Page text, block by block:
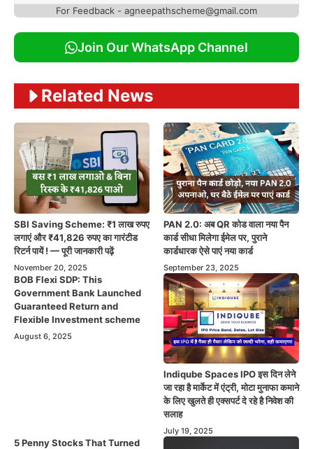
For Feedback - agneepathscheme@gmail.com
Join Our WhatsApp Channel
Related News
SBI Saving Scheme: ₹1 लाख रुपए
लगाएं और ₹41,826 रुपए का गारंटीड
रिटर्न पायें ! — पूरी जानकारी पढ़ें
November 20, 2025
PAN 2.0: अब QR कोड वाला नया पैन
कार्ड सीधा मिलेगा ईमेल पर, पुराने
कार्डधारक ऐसे पाएं नया कार्ड
September 23, 2025
BOB Flexi SDP: This
Government Bank Launched
Guaranteed Return and
Flexible Investment scheme
August 6, 2025
Indiqube Spaces IPO इस दिन लेने
जा रहा है मार्केट में एंट्री, मोटा मुनाफा कमाने
के लिए खुलते ही एक्सपर्ट दे रहे है निवेश की
सलाह
July 19, 2025
5 Penny Stocks That Turned